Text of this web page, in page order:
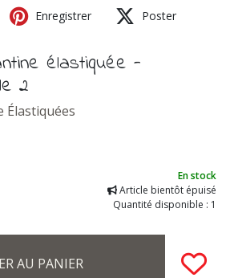
Enregistrer Poster
élastiquée -
2
Élastiquées
En stock
Article bientôt épuisé
Quantité disponible : 1
AU PANIER